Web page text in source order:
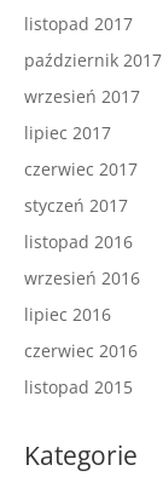
listopad 2017
październik 2017
wrzesień 2017
lipiec 2017
czerwiec 2017
styczeń 2017
listopad 2016
wrzesień 2016
lipiec 2016
czerwiec 2016
listopad 2015
Kategorie